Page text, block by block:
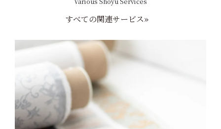
すべての関連サービス»